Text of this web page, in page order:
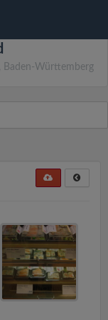
Baden-Württemberg